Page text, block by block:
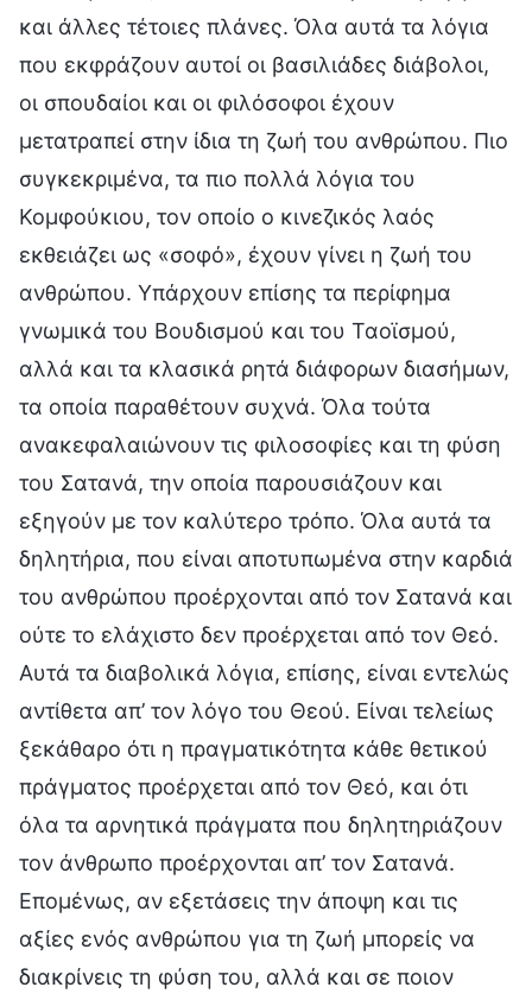
και άλλες τέτοιες πλάνες. Όλα αυτά τα λόγια
που εκφράζουν αυτοί οι βασιλιάδες διάβολοι,
οι σπουδαίοι και οι φιλόσοφοι έχουν
μετατραπεί στην ίδια τη ζωή του ανθρώπου. Πιο
συγκεκριμένα, τα πιο πολλά λόγια του
Κομφούκιου, τον οποίο ο κινεζικός λαός
εκθειάζει ως «σοφό», έχουν γίνει η ζωή του
ανθρώπου. Υπάρχουν επίσης τα περίφημα
γνωμικά του Βουδισμού και του Ταοϊσμού,
αλλά και τα κλασικά ρητά διάφορων διασήμων,
τα οποία παραθέτουν συχνά. Όλα τούτα
ανακεφαλαιώνουν τις φιλοσοφίες και τη φύση
του Σατανά, την οποία παρουσιάζουν και
εξηγούν με τον καλύτερο τρόπο. Όλα αυτά τα
δηλητήρια, που είναι αποτυπωμένα στην καρδιά
του ανθρώπου προέρχονται από τον Σατανά και
ούτε το ελάχιστο δεν προέρχεται από τον Θεό.
Αυτά τα διαβολικά λόγια, επίσης, είναι εντελώς
αντίθετα απ’ τον λόγο του Θεού. Είναι τελείως
ξεκάθαρο ότι η πραγματικότητα κάθε θετικού
πράγματος προέρχεται από τον Θεό, και ότι
όλα τα αρνητικά πράγματα που δηλητηριάζουν
τον άνθρωπο προέρχονται απ’ τον Σατανά.
Επομένως, αν εξετάσεις την άποψη και τις
αξίες ενός ανθρώπου για τη ζωή μπορείς να
διακρίνεις τη φύση του, αλλά και σε ποιον